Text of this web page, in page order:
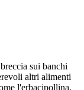
sui banchi
altri alimenti
l'erbacipollina.